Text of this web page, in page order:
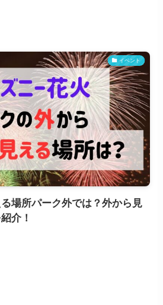
イベント
場所パーク外では？外から見
介！